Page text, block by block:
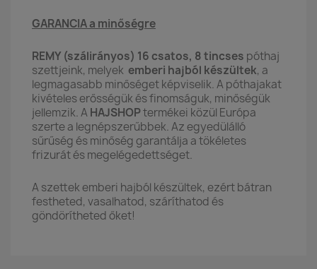
GARANCIA a minőségre
REMY (szálirányos) 16 csatos, 8 tincses póthaj
szettjeink, melyek emberi hajból készültek, a
legmagasabb minőséget képviselik. A póthajakat
kivételes erősségük és finomságuk, minőségük
jellemzik. AHAJSHOPtermékei közül Európa
szerte a legnépszerűbbek. Az egyedülálló
sűrűség és minőség garantálja a tökéletes
frizurát és megelégedettséget.
A szettek emberi hajból készültek, ezért bátran
festheted, vasalhatod, száríthatod és
göndörítheted őket!